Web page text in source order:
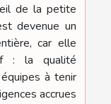
de la petite
devenue un
car elle
: la qualité
à tenir
accrues